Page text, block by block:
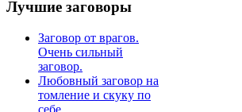
Лучшие заговоры
Заговор от врагов.
Очень сильный
заговор.
Любовный заговор на
томление и скуку по